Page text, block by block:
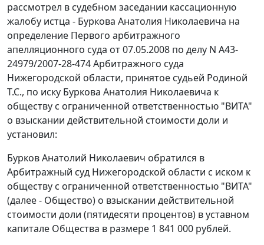
рассмотрел в судебном заседании кассационную
жалобу истца - Буркова Анатолия Николаевича на
определение Первого арбитражного
апелляционного суда от 07.05.2008 по делу N А43-
24979/2007-28-474 Арбитражного суда
Нижегородской области, принятое судьей Родиной
Т.С., по иску Буркова Анатолия Николаевича к
обществу с ограниченной ответственностью "ВИТА"
о взыскании действительной стоимости доли и
установил:
Бурков Анатолий Николаевич обратился в
Арбитражный суд Нижегородской области с иском к
обществу с ограниченной ответственностью "ВИТА"
(далее - Общество) о взыскании действительной
стоимости доли (пятидесяти процентов) в уставном
капитале Общества в размере 1 841 000 рублей.